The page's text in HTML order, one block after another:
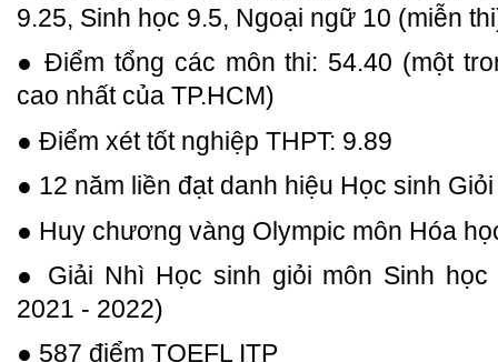
9.25, Sinh học 9.5, Ngoại ngữ 10 (miễn
● Điểm tổng các môn thi: 54.40 (một
cao nhất của TP.HCM)
● Điểm xét tốt nghiệp THPT: 9.89
● 12 năm liền đạt danh hiệu Học sinh Giỏi
● Huy chương vàng Olympic môn Hóa
● Giải Nhì Học sinh giỏi môn Sinh
2021 - 2022)
● 587 điểm TOEFL ITP